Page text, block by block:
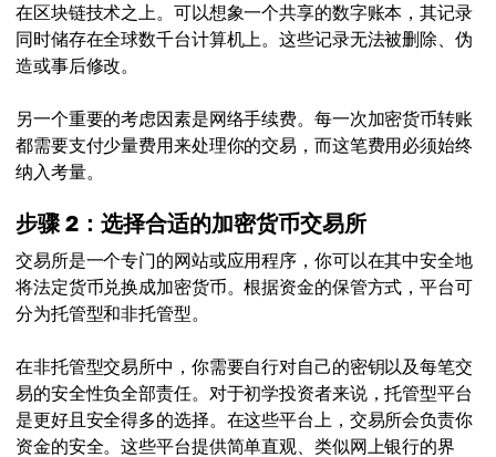
在区块链技术之上。可以想象一个共享的数字账本，其记录
同时储存在全球数千台计算机上。这些记录无法被删除、伪
造或事后修改。
另一个重要的考虑因素是网络手续费。每一次加密货币转账
都需要支付少量费用来处理你的交易，而这笔费用必须始终
纳入考量。
步骤 2：选择合适的加密货币交易所
交易所是一个专门的网站或应用程序，你可以在其中安全地
将法定货币兑换成加密货币。根据资金的保管方式，平台可
分为托管型和非托管型。
在非托管型交易所中，你需要自行对自己的密钥以及每笔交
易的安全性负全部责任。对于初学投资者来说，托管型平台
是更好且安全得多的选择。在这些平台上，交易所会负责你
资金的安全。这些平台提供简单直观、类似网上银行的界